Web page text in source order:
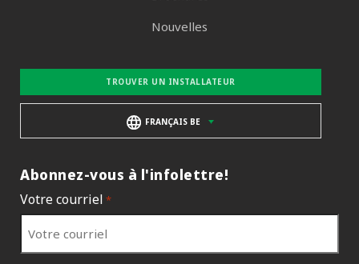
Nouvelles
TROUVER UN INSTALLATEUR
FRANÇAIS BE
Abonnez-vous à l'infolettre!
Votre courriel *